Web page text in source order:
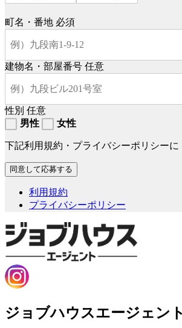
町名・番地 必須
建物名・部屋番号 任意
性別 任意
男性
女性
下記利用規約・プライバシーポリシーに
利用規約
プライバシーポリシー
ジョブハウスエージェン